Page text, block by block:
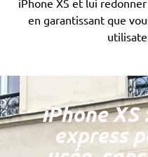
en garantissant que
iPhone
express